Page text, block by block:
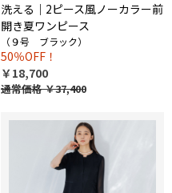
洗える｜2ピース風ノーカラー前
開き夏ワンピース
（９号 ブラック）
50％OFF！
￥18,700
通常価格￥37,400